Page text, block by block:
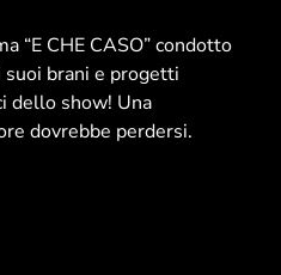
“E CHE CASO” condotto
brani e progetti
dello show! Una
dovrebbe perdersi.